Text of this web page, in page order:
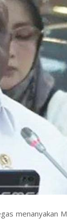
menanyakan